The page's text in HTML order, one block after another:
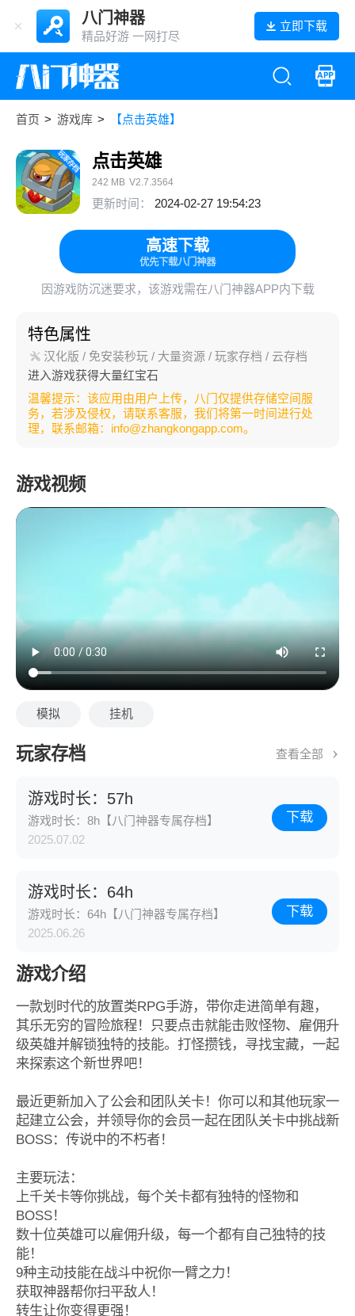
八门神器
精品好游 一网打尽
立即下载
首页 > 游戏库 > 【点击英雄】
点击英雄
242 MB V2.7.3564
更新时间： 2024-02-27 19:54:23
高速下载
优先下载八门神器
因游戏防沉迷要求，该游戏需在八门神器APP内下载
特色属性
汉化版 / 免安装秒玩/ 大量资源 / 玩家存档 / 云存档
进入游戏获得大量红宝石
温馨提示：该应用由用户上传，八门仅提供存储空间服
务，若涉及侵权，请联系客服，我们将第一时间进行处
理，联系邮箱：info@zhangkongapp.com。
游戏视频
模拟 挂机
玩家存档 查看全部
游戏时长：57h
游戏时长：8h【八门神器专属存档】
2025.07.02
下载
游戏时长：64h
游戏时长：64h【八门神器专属存档】
2025.06.26
下载
游戏介绍
一款划时代的放置类RPG手游，带你走进简单有趣，
其乐无穷的冒险旅程！只要点击就能击败怪物、雇佣升
级英雄并解锁独特的技能。打怪攒钱，寻找宝藏，一起
来探索这个新世界吧！
最近更新加入了公会和团队关卡！你可以和其他玩家一
起建立公会，并领导你的会员一起在团队关卡中挑战新
BOSS：传说中的不朽者！
主要玩法：
上千关卡等你挑战，每个关卡都有独特的怪物和
BOSS！
数十位英雄可以雇佣升级，每一个都有自己独特的技
能！
9种主动技能在战斗中祝你一臂之力！
获取神器帮你扫平敌人！
转生让你变得更强！